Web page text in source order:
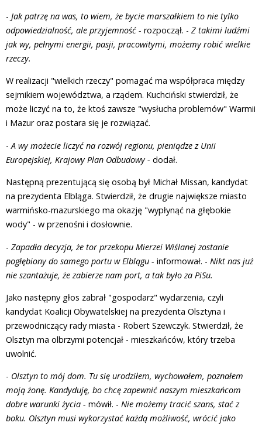
- Jak patrzę na was, to wiem, że bycie marszałkiem to nie tylko
odpowiedzialność, ale przyjemność - rozpoczął. - Z takimi ludźmi
jak wy, pełnymi energii, pasji, pracowitymi, możemy robić wielkie
rzeczy.
W realizacji "wielkich rzeczy" pomagać ma współpraca między
sejmikiem województwa, a rządem. Kuchciński stwierdził, że
może liczyć na to, że ktoś zawsze "wysłucha problemów" Warmii
i Mazur oraz postara się je rozwiązać.
- A wy możecie liczyć na rozwój regionu, pieniądze z Unii
Europejskiej, Krajowy Plan Odbudowy - dodał.
Następną prezentującą się osobą był Michał Missan, kandydat
na prezydenta Elbląga. Stwierdził, że drugie największe miasto
warmińsko-mazurskiego ma okazję "wypłynąć na głębokie
wody" - w przenośni i dosłownie.
- Zapadła decyzja, że tor przekopu Mierzei Wiślanej zostanie
pogłębiony do samego portu w Elblągu - informował. - Nikt nas już
nie szantażuje, że zabierze nam port, a tak było za PiSu.
Jako następny głos zabrał "gospodarz" wydarzenia, czyli
kandydat Koalicji Obywatelskiej na prezydenta Olsztyna i
przewodniczący rady miasta - Robert Szewczyk. Stwierdził, że
Olsztyn ma olbrzymi potencjał - mieszkańców, który trzeba
uwolnić.
- Olsztyn to mój dom. Tu się urodziłem, wychowałem, poznałem
moją żonę. Kandyduję, bo chcę zapewnić naszym mieszkańcom
dobre warunki życia - mówił. - Nie możemy tracić szans, stać z
boku. Olsztyn musi wykorzystać każdą możliwość, wrócić jako